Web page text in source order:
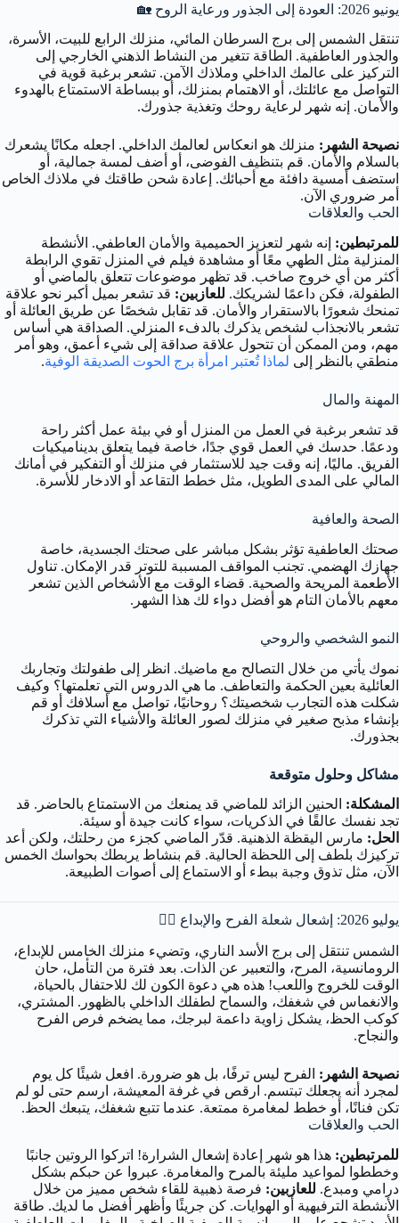
يونيو 2026: العودة إلى الجذور ورعاية الروح 🏡
تنتقل الشمس إلى برج السرطان المائي، منزلك الرابع للبيت، الأسرة،
والجذور العاطفية. الطاقة تتغير من النشاط الذهني الخارجي إلى
التركيز على عالمك الداخلي وملاذك الآمن. تشعر برغبة قوية في
التواصل مع عائلتك، أو الاهتمام بمنزلك، أو ببساطة الاستمتاع بالهدوء
والأمان. إنه شهر لرعاية روحك وتغذية جذورك.
نصيحة الشهر: منزلك هو انعكاس لعالمك الداخلي. اجعله مكانًا يشعرك
بالسلام والأمان. قم بتنظيف الفوضى، أو أضف لمسة جمالية، أو
استضف أمسية دافئة مع أحبائك. إعادة شحن طاقتك في ملاذك الخاص
أمر ضروري الآن.
الحب والعلاقات
للمرتبطين: إنه شهر لتعزيز الحميمية والأمان العاطفي. الأنشطة
المنزلية مثل الطهي معًا أو مشاهدة فيلم في المنزل تقوي الرابطة
أكثر من أي خروج صاخب. قد تظهر موضوعات تتعلق بالماضي أو
الطفولة، فكن داعمًا لشريكك. للعازبين: قد تشعر بميل أكبر نحو علاقة
تمنحك شعورًا بالاستقرار والأمان. قد تقابل شخصًا عن طريق العائلة أو
تشعر بالانجذاب لشخص يذكرك بالدفء المنزلي. الصداقة هي أساس
مهم، ومن الممكن أن تتحول علاقة صداقة إلى شيء أعمق، وهو أمر
منطقي بالنظر إلى لماذا تُعتبر امرأة برج الحوت الصديقة الوفية.
المهنة والمال
قد تشعر برغبة في العمل من المنزل أو في بيئة عمل أكثر راحة
ودعمًا. حدسك في العمل قوي جدًا، خاصة فيما يتعلق بديناميكيات
الفريق. ماليًا، إنه وقت جيد للاستثمار في منزلك أو التفكير في أمانك
المالي على المدى الطويل، مثل خطط التقاعد أو الادخار للأسرة.
الصحة والعافية
صحتك العاطفية تؤثر بشكل مباشر على صحتك الجسدية، خاصة
جهازك الهضمي. تجنب المواقف المسببة للتوتر قدر الإمكان. تناول
الأطعمة المريحة والصحية. قضاء الوقت مع الأشخاص الذين تشعر
معهم بالأمان التام هو أفضل دواء لك هذا الشهر.
النمو الشخصي والروحي
نموك يأتي من خلال التصالح مع ماضيك. انظر إلى طفولتك وتجاربك
العائلية بعين الحكمة والتعاطف. ما هي الدروس التي تعلمتها؟ وكيف
شكلت هذه التجارب شخصيتك؟ روحانيًا، تواصل مع أسلافك أو قم
بإنشاء مذبح صغير في منزلك لصور العائلة والأشياء التي تذكرك
بجذورك.
مشاكل وحلول متوقعة
المشكلة: الحنين الزائد للماضي قد يمنعك من الاستمتاع بالحاضر. قد
تجد نفسك عالقًا في الذكريات، سواء كانت جيدة أو سيئة.
الحل: مارس اليقظة الذهنية. قدّر الماضي كجزء من رحلتك، ولكن أعد
تركيزك بلطف إلى اللحظة الحالية. قم بنشاط يربطك بحواسك الخمس
الآن، مثل تذوق وجبة ببطء أو الاستماع إلى أصوات الطبيعة.
يوليو 2026: إشعال شعلة الفرح والإبداع ❤️‍🔥
الشمس تنتقل إلى برج الأسد الناري، وتضيء منزلك الخامس للإبداع،
الرومانسية، المرح، والتعبير عن الذات. بعد فترة من التأمل، حان
الوقت للخروج واللعب! هذه هي دعوة الكون لك للاحتفال بالحياة،
والانغماس في شغفك، والسماح لطفلك الداخلي بالظهور. المشتري،
كوكب الحظ، يشكل زاوية داعمة لبرجك، مما يضخم فرص الفرح
والنجاح.
نصيحة الشهر: الفرح ليس ترفًا، بل هو ضرورة. افعل شيئًا كل يوم
لمجرد أنه يجعلك تبتسم. ارقص في غرفة المعيشة، ارسم حتى لو لم
تكن فنانًا، أو خطط لمغامرة ممتعة. عندما تتبع شغفك، يتبعك الحظ.
الحب والعلاقات
للمرتبطين: هذا هو شهر إعادة إشعال الشرارة! اتركوا الروتين جانبًا
وخططوا لمواعيد مليئة بالمرح والمغامرة. عبروا عن حبكم بشكل
درامي ومبدع. للعازبين: فرصة ذهبية للقاء شخص مميز من خلال
الأنشطة الترفيهية أو الهوايات. كن جريئًا وأظهر أفضل ما لديك. طاقة